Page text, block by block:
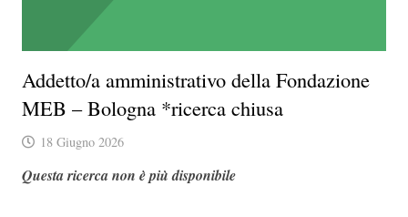
Addetto/a amministrativo della Fondazione
MEB – Bologna *ricerca chiusa
18 Giugno 2026
Questa ricerca non è più disponibile